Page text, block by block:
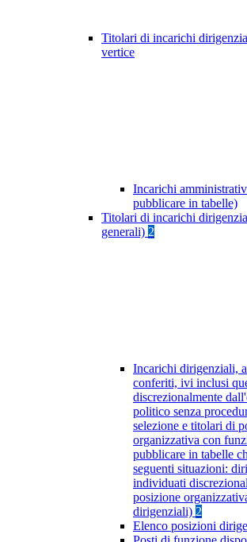
Titolari di incarichi
vertice
Incarichi
pubblicare in tabelle)
Titolari di incarichi
generali) 2
Incarichi dirigenziali,
conferiti, ivi inclusi
discrezionalmente
politico senza
selezione e titolari di
organizzativa con
pubblicare in tabelle
seguenti situazioni:
individuati
posizione
dirigenziali) 2
Elenco posizioni